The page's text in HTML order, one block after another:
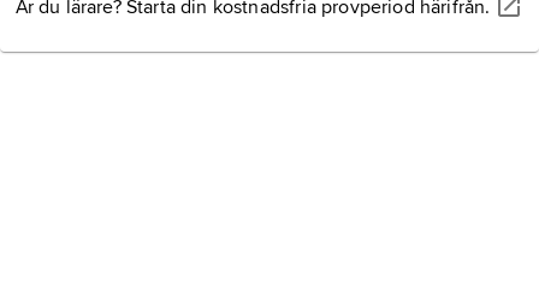
Är du lärare? Starta din kostnadsfria provperiod härifrån.